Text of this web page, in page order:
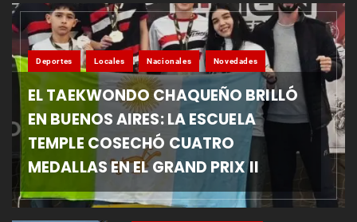
Deportes Locales Nacionales Novedades
EL TAEKWONDO CHAQUEÑO BRILLÓ
EN BUENOS AIRES: LA ESCUELA
TEMPLE COSECHÓ CUATRO
MEDALLAS EN EL GRAND PRIX II